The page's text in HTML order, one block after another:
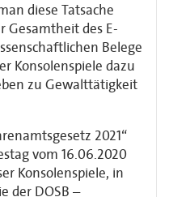
diese Tatsache
Gesamtheit des E-
Belege
Konsolenspiele dazu
zu Gewalttätigkeit
2021“
vom 16.06.2020
Konsolenspiele, in
der DOSB –